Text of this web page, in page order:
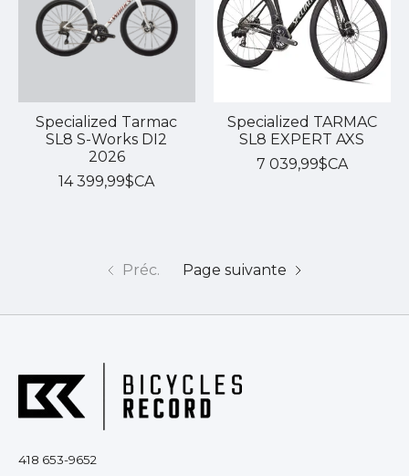
Specialized Tarmac
SL8 S-Works DI2
2026
14 399,99$CA
Specialized TARMAC
SL8 EXPERT AXS
7 039,99$CA
Préc. Page suivante
418 653-9652